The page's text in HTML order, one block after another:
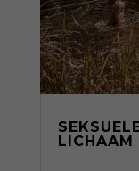
LICHAAM